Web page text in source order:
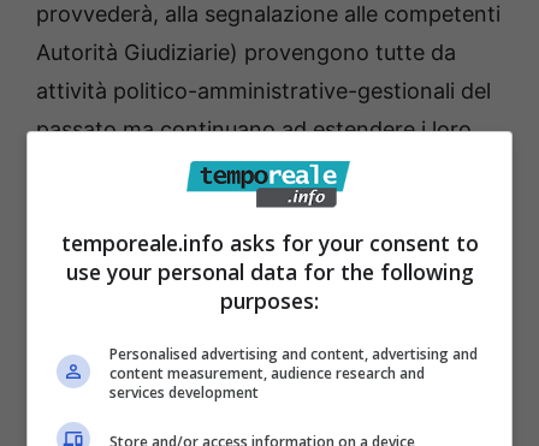
provvederà, alla segnalazione alle competenti
Autorità Giudiziarie) provengono tutte da
attività politico-amministrative-gestionali del
passato ma continuano ad estendere i loro
effetti anche nel presente per cui occorre,
con urgenza, provvedere a porre rimedio a
tali “criticità”.
Il Sistema Integrato dei Controlli Interni va
rapportato ed integrato con quanto previsto
e disposto dal Piano Triennale della
Prevenzione della Corruzione e per la
temporeale.info asks for your consent to
use your personal data for the following
purposes:
Personalised advertising and content, advertising and
content measurement, audience research and
services development
Store and/or access information on a device